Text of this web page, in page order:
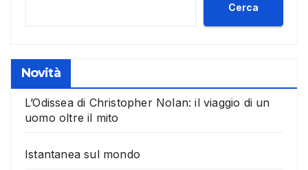
Cerca
Novità
L’Odissea di Christopher Nolan: il viaggio di un
uomo oltre il mito
Istantanea sul mondo